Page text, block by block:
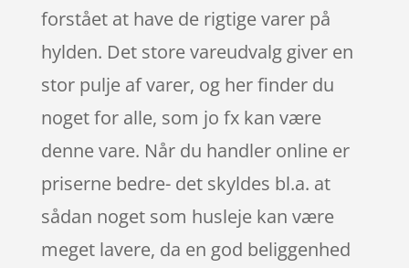
forstået at have de rigtige varer på
hylden. Det store vareudvalg giver en
stor pulje af varer, og her finder du
noget for alle, som jo fx kan være
denne vare. Når du handler online er
priserne bedre- det skyldes bl.a. at
sådan noget som husleje kan være
meget lavere, da en god beliggenhed